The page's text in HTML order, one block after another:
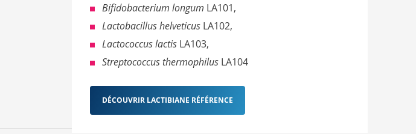
Bifidobacterium longum LA101,
Lactobacillus helveticus LA102,
Lactococcus lactis LA103,
Streptococcus thermophilus LA104
DÉCOUVRIR LACTIBIANE RÉFÉRENCE